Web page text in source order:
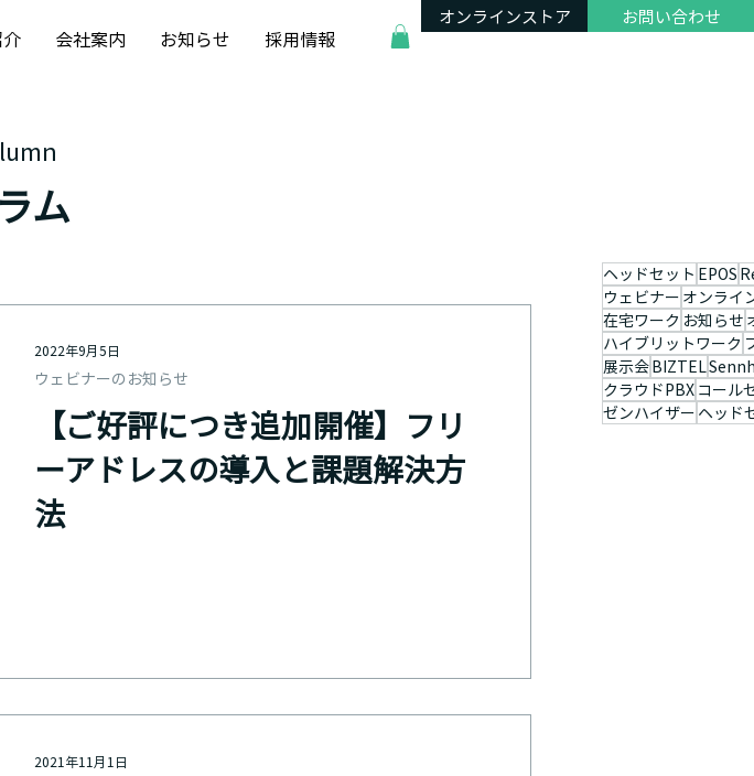
会社案内 お知らせ 採用情報
オンラインストア お問い合わせ
ム
ヘッドセット EPOS
ウェビナー オンライ
在宅ワーク お知らせ
ハイブリットワーク
展示会BIZTEL
クラウドPBX コール
ゼンハイザー ヘッド
【ご好評につき追加開催】フリ
ーアドレスの導入と課題解決方
法
ウェビナーのお知らせ
2022年9月5日
2021年11月1日